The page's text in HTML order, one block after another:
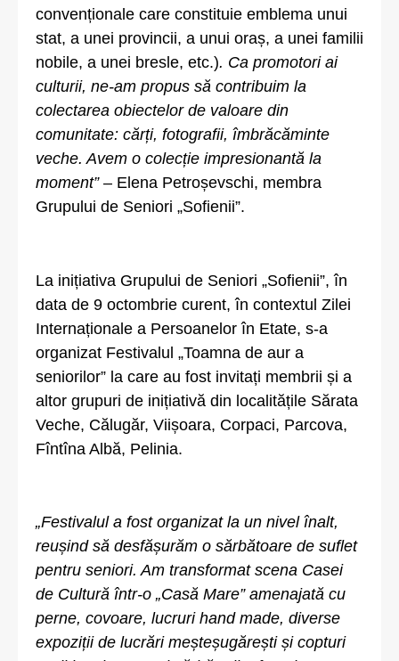
convenționale care constituie emblema unui
stat, a unei provincii, a unui oraș, a unei familii
nobile, a unei bresle, etc.). Ca promotori ai
culturii, ne-am propus să contribuim la
colectarea obiectelor de valoare din
comunitate: cărți, fotografii, îmbrăcăminte
veche. Avem o colecție impresionantă la
moment” – Elena Petroșevschi, membra
Grupului de Seniori „Sofienii”.
La inițiativa Grupului de Seniori „Sofienii”, în
data de 9 octombrie curent, în contextul Zilei
Internaționale a Persoanelor în Etate, s-a
organizat Festivalul „Toamna de aur a
seniorilor” la care au fost invitați membrii și a
altor grupuri de inițiativă din localitățile Sărata
Veche, Călugăr, Viișoara, Corpaci, Parcova,
Fîntîna Albă, Pelinia.
„Festivalul a fost organizat la un nivel înalt,
reușind să desfășurăm o sărbătoare de suflet
pentru seniori. Am transformat scena Casei
de Cultură într-o „Casă Mare” amenajată cu
perne, covoare, lucruri hand made, diverse
expoziții de lucrări meșteșugărești și copturi